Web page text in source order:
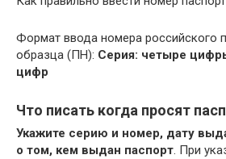
Формат ввода номера российского
образца (ПН): Серия: четыре
цифр
Что писать когда просят
Укажите серию и номер, дату
о том, кем выдан паспорт. При